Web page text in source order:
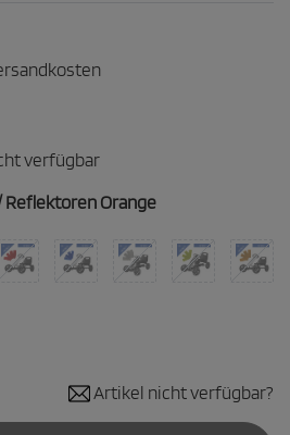
verfügbar
Reflektoren Orange
Artikel nicht verfügbar?